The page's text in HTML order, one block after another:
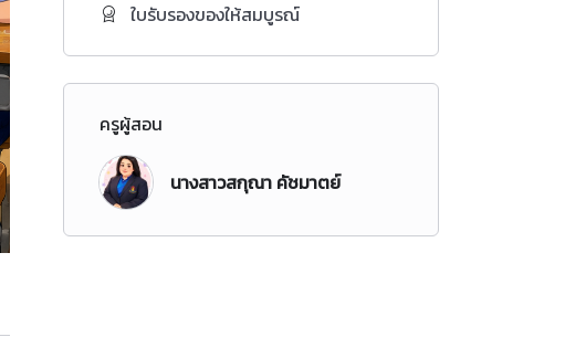
ใบรับรองของให้สมบูรณ์
ครูผู้สอน
นางสาวสกุณา คัชมาตย์